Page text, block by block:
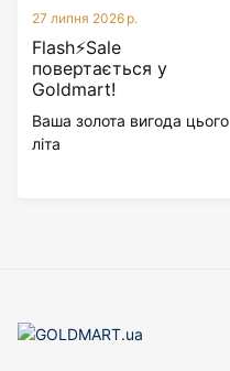
27 липня 2026 р.
Flash⚡Sale
повертається у
Goldmart!
Ваша золота вигода цього
літа